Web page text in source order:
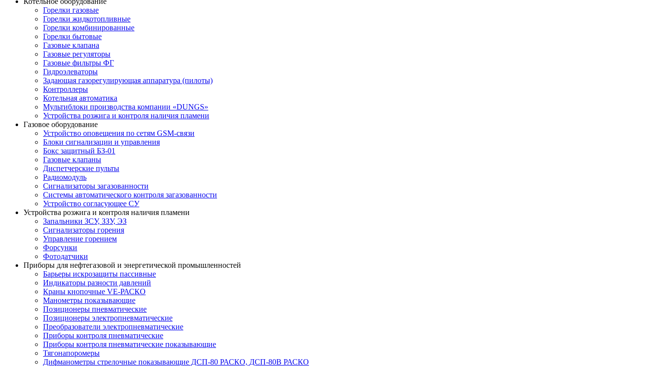
Горелки газовые
Горелки жидкотопливные
Горелки комбинированные
Горелки бытовые
Газовые клапана
Газовые регуляторы
Газовые фильтры ФГ
Гидроэлеваторы
Задающая газорегулирующая аппаратура (пилоты)
Контроллеры
Котельная автоматика
Мультиблоки производства компании «DUNGS»
Устройства розжига и контроля наличия пламени
Газовое оборудование
Устройство оповещения по сетям GSM-связи
Блоки сигнализации и управления
Бокс защитный БЗ-01
Газовые клапаны
Диспетчерские пульты
Радиомодуль
Сигнализаторы загазованности
Системы автоматического контроля загазованности
Устройство согласующее СУ
Устройства розжига и контроля наличия пламени
Запальники ЗСУ, ЗЗУ, ЭЗ
Сигнализаторы горения
Управление горением
Форсунки
Фотодатчики
Приборы для нефтегазовой и энергетической промышленностей
Барьеры искрозащиты пассивные
Индикаторы разности давлений
Краны кнопочные VE-РАСКО
Манометры показывающие
Позиционеры пневматические
Позиционеры электропневматические
Преобразователи электропневматические
Приборы контроля пневматические
Приборы контроля пневматические показывающие
Тягонапоромеры
Дифманометры стрелочные показывающие ДСП-80 РАСКО, ДСП-80В РАСКО